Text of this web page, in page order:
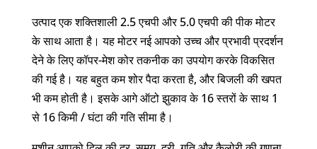
उत्पाद एक शक्तिशाली 2.5 एचपी और 5.0 एचपी की पीक मोटर
के साथ आता है। यह मोटर नई आपको उच्च और प्रभावी प्रदर्शन
देने के लिए कॉपर-मेश कोर तकनीक का उपयोग करके विकसित
की गई है। यह बहुत कम शोर पैदा करता है, और बिजली की खपत
भी कम होती है। इसके आगे ऑटो झुकाव के 16 स्तरों के साथ 1
से 16 किमी / घंटा की गति सीमा है।